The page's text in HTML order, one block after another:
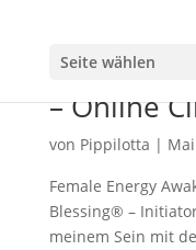
Seite wählen
– Online
von Pippilotta |
Female Energy
Blessing® –
meinem Sein mit